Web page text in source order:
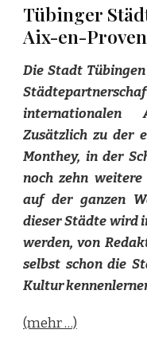
Tübinger
Aix-en-
Die Stadt
internationalen
Zusätzlich zu der
Monthey, in der
noch zehn
auf der ganzen
dieser Städte wird
werden, von
selbst schon die
Kultur
(mehr …)